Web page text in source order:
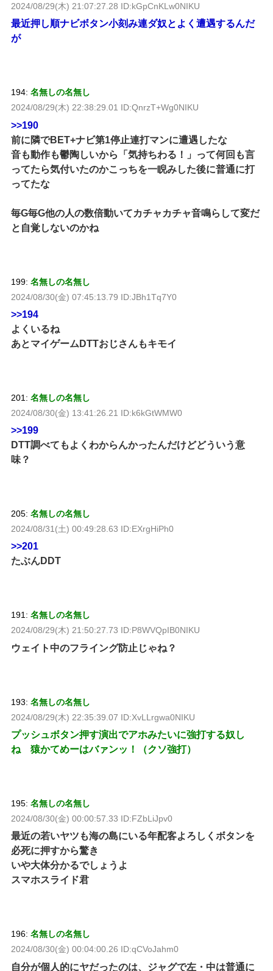
2024/08/29(木) 21:07:27.28 ID:kGpCnKLw0NIKU
最近押し順ナビボタン小刻み連ダ奴とよく遭遇するんだ
が
194: 名無しの名無し
2024/08/29(木) 22:38:29.01 ID:QnrzT+Wg0NIKU
>>190
前に隣でBET+ナビ第1停止連打マンに遭遇したな
音も動作も鬱陶しいから「気持ちわる！」って何回も言
ってたら気付いたのかこっちを一睨みした後に普通に打
ってたな
毎G毎G他の人の数倍動いてカチャカチャ音鳴らして変だ
と自覚しないのかね
199: 名無しの名無し
2024/08/30(金) 07:45:13.79 ID:JBh1Tq7Y0
>>194
よくいるね
あとマイゲームDTTおじさんもキモイ
201: 名無しの名無し
2024/08/30(金) 13:41:26.21 ID:k6kGtWMW0
>>199
DTT調べてもよくわからんかったんだけどどういう意
味？
205: 名無しの名無し
2024/08/31(土) 00:49:28.63 ID:EXrgHiPh0
>>201
たぶんDDT
191: 名無しの名無し
2024/08/29(木) 21:50:27.73 ID:P8WVQpIB0NIKU
ウェイト中のフライング防止じゃね？
193: 名無しの名無し
2024/08/29(木) 22:35:39.07 ID:XvLLrgwa0NIKU
プッシュボタン押す演出でアホみたいに強打する奴し
ね 猿かてめーはバァンッ！（クソ強打）
195: 名無しの名無し
2024/08/30(金) 00:00:57.33 ID:FZbLiJpv0
最近の若いヤツも海の島にいる年配客よろしくボタンを
必死に押すから驚き
いや大体分かるでしょうよ
スマホスライド君
196: 名無しの名無し
2024/08/30(金) 00:04:00.26 ID:qCVoJahm0
自分が個人的にヤだったのは、ジャグで左・中は普通に